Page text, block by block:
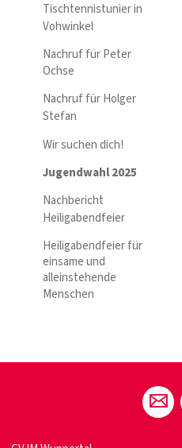
Tischtennistunier in
Vohwinkel
Nachruf für Peter
Ochse
Nachruf für Holger
Stefan
Wir suchen dich!
Jugendwahl 2025
Nachbericht
Heiligabendfeier
Heiligabendfeier für
einsame und
alleinstehende
Menschen